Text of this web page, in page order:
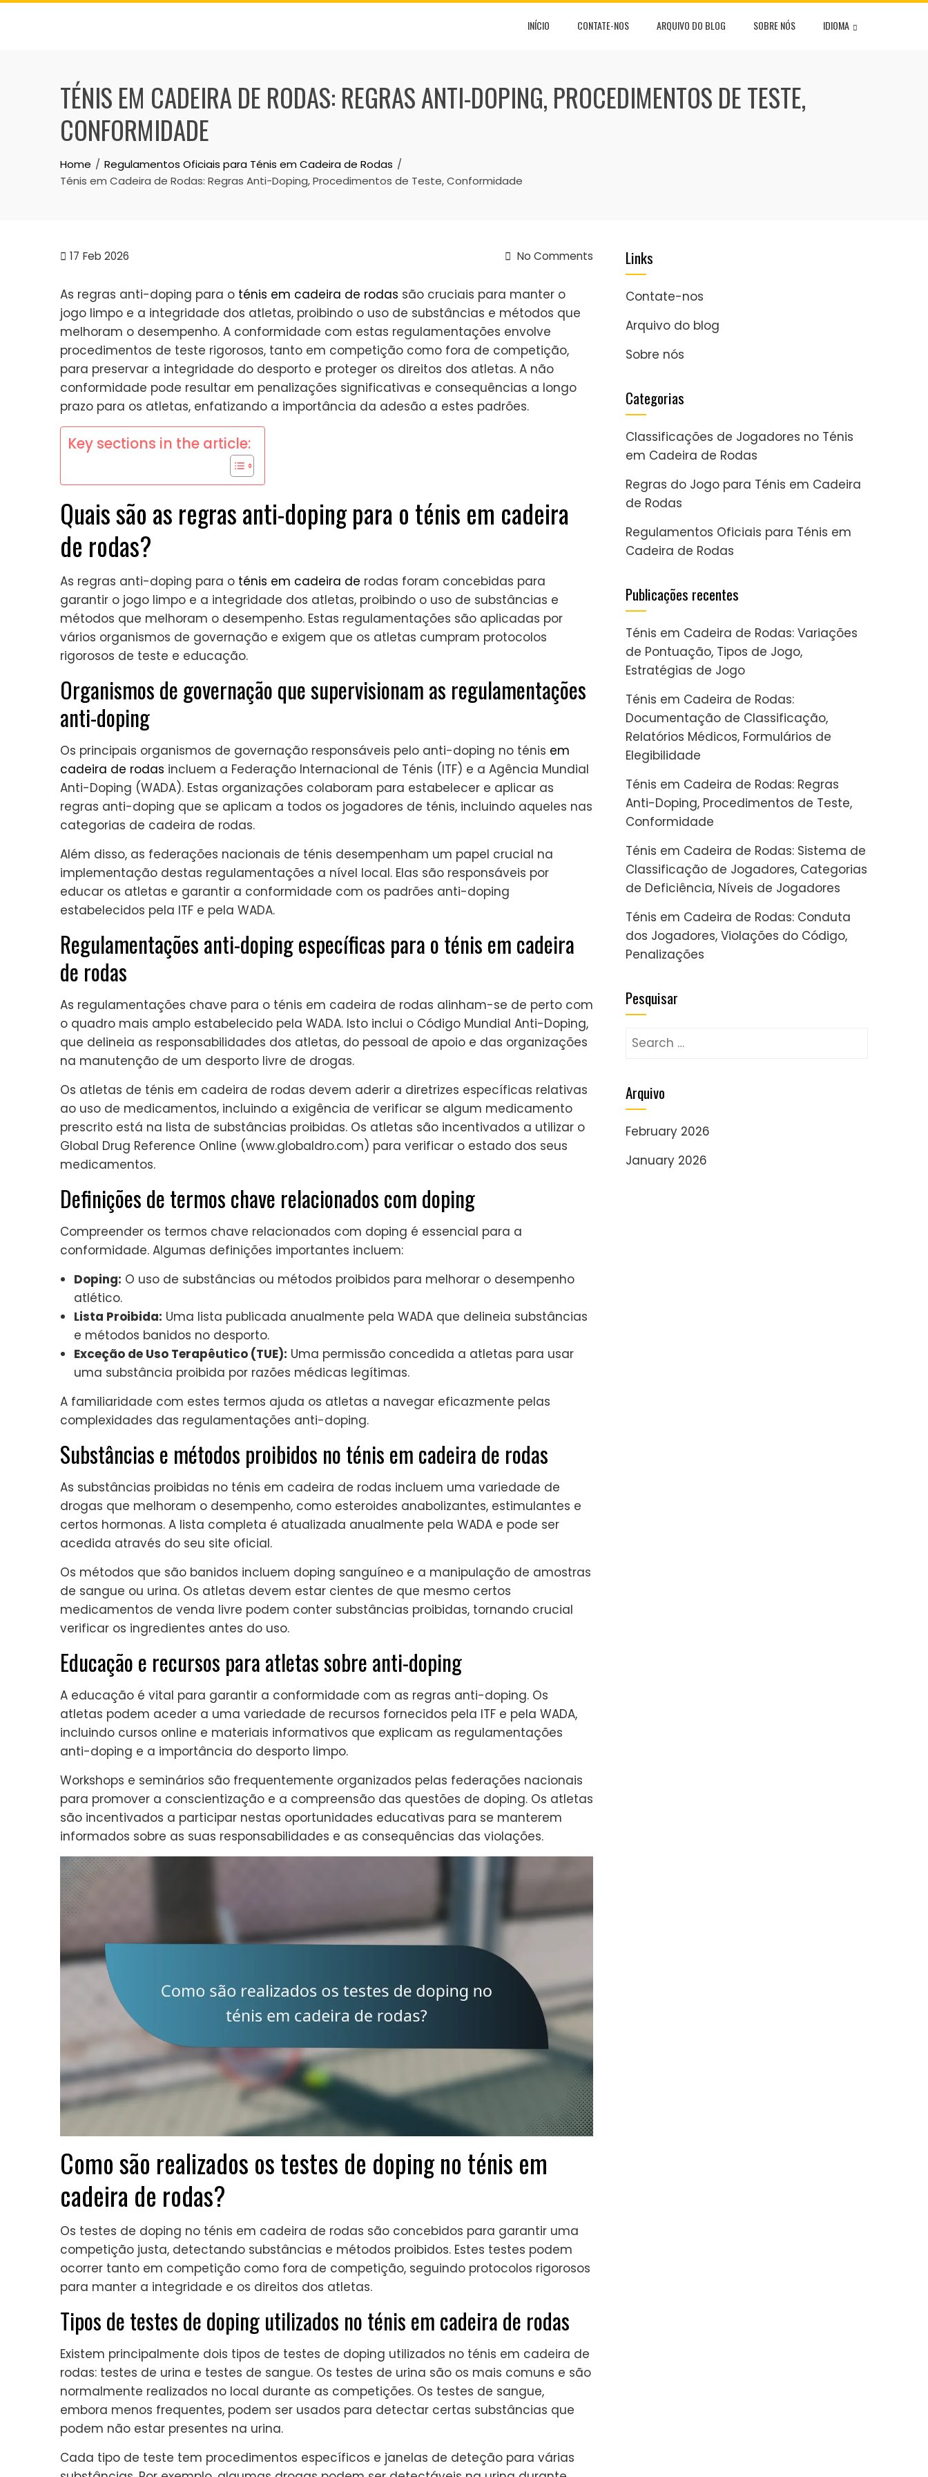
Skip
INÍCIO CONTATE-NOS ARQUIVO DO BLOG SOBRE NÓS IDIOMA
TÉNIS EM CADEIRA DE RODAS: REGRAS ANTI-DOPING, PROCEDIMENTOS DE TESTE,
CONFORMIDADE
Home
Regulamentos Oficiais para Ténis em Cadeira de Rodas
Ténis em Cadeira de Rodas: Regras Anti-Doping, Procedimentos de Teste, Conformidade
17 Feb 2026 No Comments
As regras anti-doping para o ténis em cadeira de rodas são cruciais para manter o
jogo limpo e a integridade dos atletas, proibindo o uso de substâncias e métodos que
melhoram o desempenho. A conformidade com estas regulamentações envolve
procedimentos de teste rigorosos, tanto em competição como fora de competição,
para preservar a integridade do desporto e proteger os direitos dos atletas. A não
conformidade pode resultar em penalizações significativas e consequências a longo
prazo para os atletas, enfatizando a importância da adesão a estes padrões.
Key sections in the article:
Quais são as regras anti-doping para o ténis em cadeira
de rodas?
As regras anti-doping para o ténis em cadeira de rodas foram concebidas para
garantir o jogo limpo e a integridade dos atletas, proibindo o uso de substâncias e
métodos que melhoram o desempenho. Estas regulamentações são aplicadas por
vários organismos de governação e exigem que os atletas cumpram protocolos
rigorosos de teste e educação.
Organismos de governação que supervisionam as regulamentações
anti-doping
Os principais organismos de governação responsáveis pelo anti-doping no ténis em
cadeira de rodas incluem a Federação Internacional de Ténis (ITF) e a Agência Mundial
Anti-Doping (WADA). Estas organizações colaboram para estabelecer e aplicar as
regras anti-doping que se aplicam a todos os jogadores de ténis, incluindo aqueles nas
categorias de cadeira de rodas.
Além disso, as federações nacionais de ténis desempenham um papel crucial na
implementação destas regulamentações a nível local. Elas são responsáveis por
educar os atletas e garantir a conformidade com os padrões anti-doping
estabelecidos pela ITF e pela WADA.
Regulamentações anti-doping específicas para o ténis em cadeira
de rodas
As regulamentações chave para o ténis em cadeira de rodas alinham-se de perto com
o quadro mais amplo estabelecido pela WADA. Isto inclui o Código Mundial Anti-Doping,
que delineia as responsabilidades dos atletas, do pessoal de apoio e das organizações
na manutenção de um desporto livre de drogas.
Os atletas de ténis em cadeira de rodas devem aderir a diretrizes específicas relativas
ao uso de medicamentos, incluindo a exigência de verificar se algum medicamento
prescrito está na lista de substâncias proibidas. Os atletas são incentivados a utilizar o
Global Drug Reference Online (www.globaldro.com) para verificar o estado dos seus
medicamentos.
Definições de termos chave relacionados com doping
Compreender os termos chave relacionados com doping é essencial para a
conformidade. Algumas definições importantes incluem:
Doping: O uso de substâncias ou métodos proibidos para melhorar o desempenho
atlético.
Lista Proibida: Uma lista publicada anualmente pela WADA que delineia substâncias
e métodos banidos no desporto.
Exceção de Uso Terapêutico (TUE): Uma permissão concedida a atletas para usar
uma substância proibida por razões médicas legítimas.
A familiaridade com estes termos ajuda os atletas a navegar eficazmente pelas
complexidades das regulamentações anti-doping.
Substâncias e métodos proibidos no ténis em cadeira de rodas
As substâncias proibidas no ténis em cadeira de rodas incluem uma variedade de
drogas que melhoram o desempenho, como esteroides anabolizantes, estimulantes e
certos hormonas. A lista completa é atualizada anualmente pela WADA e pode ser
acedida através do seu site oficial.
Os métodos que são banidos incluem doping sanguíneo e a manipulação de amostras
de sangue ou urina. Os atletas devem estar cientes de que mesmo certos
medicamentos de venda livre podem conter substâncias proibidas, tornando crucial
verificar os ingredientes antes do uso.
Educação e recursos para atletas sobre anti-doping
A educação é vital para garantir a conformidade com as regras anti-doping. Os
atletas podem aceder a uma variedade de recursos fornecidos pela ITF e pela WADA,
incluindo cursos online e materiais informativos que explicam as regulamentações
anti-doping e a importância do desporto limpo.
Workshops e seminários são frequentemente organizados pelas federações nacionais
para promover a conscientização e a compreensão das questões de doping. Os atletas
são incentivados a participar nestas oportunidades educativas para se manterem
informados sobre as suas responsabilidades e as consequências das violações.
Como são realizados os testes de doping no ténis em
cadeira de rodas?
Os testes de doping no ténis em cadeira de rodas são concebidos para garantir uma
competição justa, detectando substâncias e métodos proibidos. Estes testes podem
ocorrer tanto em competição como fora de competição, seguindo protocolos rigorosos
para manter a integridade e os direitos dos atletas.
Tipos de testes de doping utilizados no ténis em cadeira de rodas
Existem principalmente dois tipos de testes de doping utilizados no ténis em cadeira de
rodas: testes de urina e testes de sangue. Os testes de urina são os mais comuns e são
normalmente realizados no local durante as competições. Os testes de sangue,
embora menos frequentes, podem ser usados para detectar certas substâncias que
podem não estar presentes na urina.
Cada tipo de teste tem procedimentos específicos e janelas de deteção para várias
Links
Contate-nos
Arquivo do blog
Sobre nós
Categorias
Classificações de Jogadores no Ténis
em Cadeira de Rodas
Regras do Jogo para Ténis em Cadeira
de Rodas
Regulamentos Oficiais para Ténis em
Cadeira de Rodas
Publicações recentes
Ténis em Cadeira de Rodas: Variações
de Pontuação, Tipos de Jogo,
Estratégias de Jogo
Ténis em Cadeira de Rodas:
Documentação de Classificação,
Relatórios Médicos, Formulários de
Elegibilidade
Ténis em Cadeira de Rodas: Regras
Anti-Doping, Procedimentos de Teste,
Conformidade
Ténis em Cadeira de Rodas: Sistema de
Classificação de Jogadores, Categorias
de Deficiência, Níveis de Jogadores
Ténis em Cadeira de Rodas: Conduta
dos Jogadores, Violações do Código,
Penalizações
Pesquisar
Search
Arquivo
February 2026
January 2026